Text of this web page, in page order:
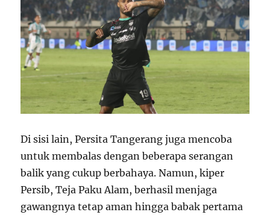
Di sisi lain, Persita Tangerang juga mencoba
untuk membalas dengan beberapa serangan
balik yang cukup berbahaya. Namun, kiper
Persib, Teja Paku Alam, berhasil menjaga
gawangnya tetap aman hingga babak pertama